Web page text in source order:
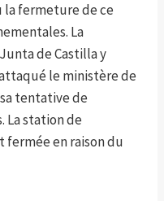
fermeture de ce
La
de Castilla y
le ministère de
tentative de
La station de
en raison du